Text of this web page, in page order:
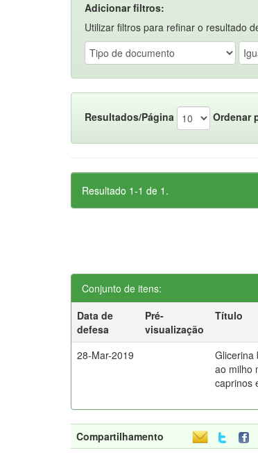
Adicionar filtros:
Utilizar filtros para refinar o resultado
Resultados/Página Ordenar
Resultado 1-1 de 1.
Conjunto de itens:
Data de
defesa
Pré-
visualização
Título
28-Mar-2019
Glicerina
ao milho
caprinos
Compartilhamento